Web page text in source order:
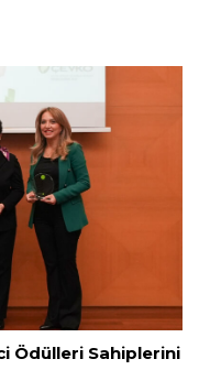
geri dönüşüm
vurgulandı.
Ödülleri Sahiplerini